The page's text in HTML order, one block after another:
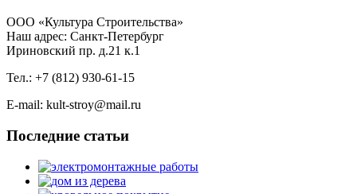
ООО «Культура Строительства»
Наш адрес: Санкт-Петербург
Ириновский пр. д.21 к.1
Тел.: +7 (812) 930-61-15
E-mail: kult-stroy@mail.ru
Последние статьи